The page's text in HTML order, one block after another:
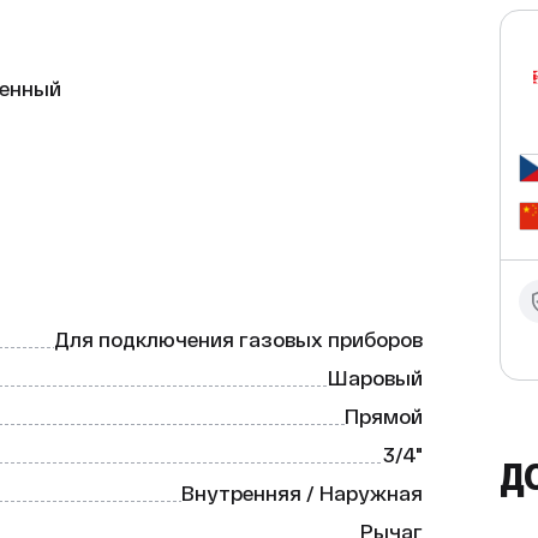
устройство для подключения
°C;
Для подключения газовых приборов
Шаровый
Прямой
3/4"
Внутренняя / Наружная
Рычаг